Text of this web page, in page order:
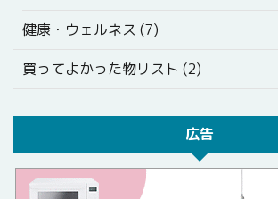
健康・ウェルネス (7)
買ってよかった物リスト (2)
広告